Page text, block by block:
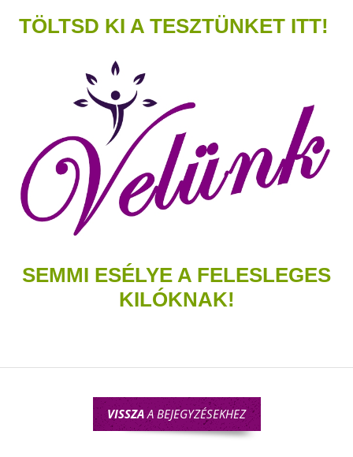
TÖLTSD KI A TESZTÜNKET ITT!
SEMMI ESÉLYE A FELESLEGES
KILÓKNAK!
VISSZAA BEJEGYZÉSEKHEZ